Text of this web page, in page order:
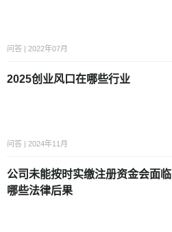
问答 | 2022年07月
2025创业风口在哪些行业
问答 | 2024年11月
公司未能按时实缴注册资金会面临
哪些法律后果